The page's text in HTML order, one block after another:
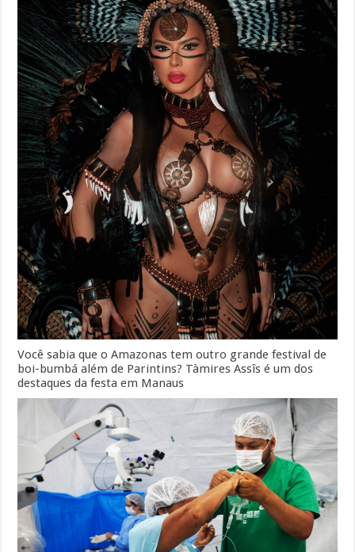
Você sabia que o Amazonas tem outro grande festival de
boi-bumbá além de Parintins? Tàmires Assîs é um dos
destaques da festa em Manaus